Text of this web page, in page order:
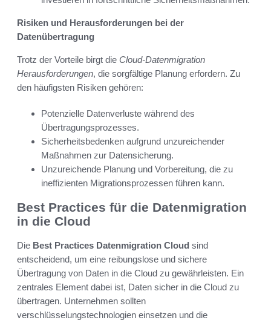
Risiken und Herausforderungen bei der
Datenübertragung
Trotz der Vorteile birgt die Cloud-Datenmigration
Herausforderungen, die sorgfältige Planung erfordern. Zu
den häufigsten Risiken gehören:
Potenzielle Datenverluste während des
Übertragungsprozesses.
Sicherheitsbedenken aufgrund unzureichender
Maßnahmen zur Datensicherung.
Unzureichende Planung und Vorbereitung, die zu
ineffizienten Migrationsprozessen führen kann.
Best Practices für die Datenmigration
in die Cloud
Die Best Practices Datenmigration Cloud sind
entscheidend, um eine reibungslose und sichere
Übertragung von Daten in die Cloud zu gewährleisten. Ein
zentrales Element dabei ist, Daten sicher in die Cloud zu
übertragen. Unternehmen sollten
verschlüsselungstechnologien einsetzen und die